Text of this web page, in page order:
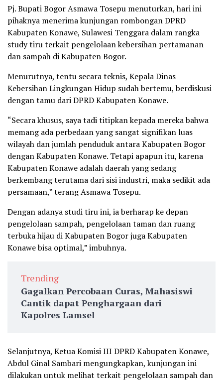
Pj. Bupati Bogor Asmawa Tosepu menuturkan, hari ini
pihaknya menerima kunjungan rombongan DPRD
Kabupaten Konawe, Sulawesi Tenggara dalam rangka
study tiru terkait pengelolaan kebersihan pertamanan
dan sampah di Kabupaten Bogor.
Menurutnya, tentu secara teknis, Kepala Dinas
Kebersihan Lingkungan Hidup sudah bertemu, berdiskusi
dengan tamu dari DPRD Kabupaten Konawe.
“Secara khusus, saya tadi titipkan kepada mereka bahwa
memang ada perbedaan yang sangat signifikan luas
wilayah dan jumlah penduduk antara Kabupaten Bogor
dengan Kabupaten Konawe. Tetapi apapun itu, karena
Kabupaten Konawe adalah daerah yang sedang
berkembang terutama dari sisi industri, maka sedikit ada
persamaan,” terang Asmawa Tosepu.
Dengan adanya studi tiru ini, ia berharap ke depan
pengelolaan sampah, pengelolaan taman dan ruang
terbuka hijau di Kabupaten Bogor juga Kabupaten
Konawe bisa optimal,” imbuhnya.
Trending
Gagalkan Percobaan Curas, Mahasiswi
Cantik dapat Penghargaan dari
Kapolres Lamsel
Selanjutnya, Ketua Komisi III DPRD Kabupaten Konawe,
Abdul Ginal Sambari mengungkapkan, kunjungan ini
dilakukan untuk melihat terkait pengelolaan sampah dan